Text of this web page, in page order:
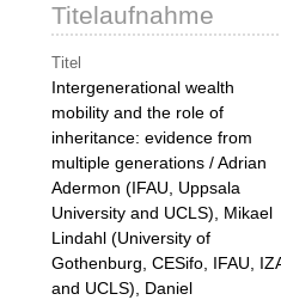
Titelaufnahme
Titel
Intergenerational wealth
mobility and the role of
inheritance: evidence from
multiple generations / Adrian
Adermon (IFAU, Uppsala
University and UCLS), Mikael
Lindahl (University of
Gothenburg, CESifo, IFAU,
and UCLS), Daniel